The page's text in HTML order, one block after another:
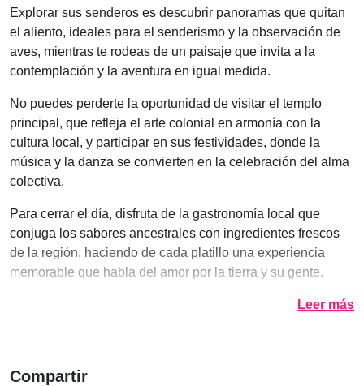
Explorar sus senderos es descubrir panoramas que quitan
el aliento, ideales para el senderismo y la observación de
aves, mientras te rodeas de un paisaje que invita a la
contemplación y la aventura en igual medida.
No puedes perderte la oportunidad de visitar el templo
principal, que refleja el arte colonial en armonía con la
cultura local, y participar en sus festividades, donde la
música y la danza se convierten en la celebración del alma
colectiva.
Para cerrar el día, disfruta de la gastronomía local que
conjuga los sabores ancestrales con ingredientes frescos
de la región, haciendo de cada platillo una experiencia
memorable que habla del amor por la tierra y su gente.
Leer más
Compartir